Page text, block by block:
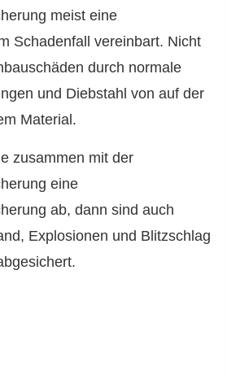
meist eine
Schadenfall vereinbart. Nicht
durch normale
und Diebstahl von auf der
Material.
zusammen mit der
eine
ab, dann sind auch
Explosionen und Blitzschlag